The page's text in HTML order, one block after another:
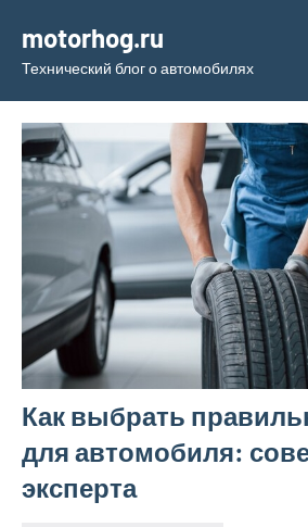
содержимому
motorhog.ru
Технический блог о автомобилях
Как выбрать
для автомобиля:
эксперта